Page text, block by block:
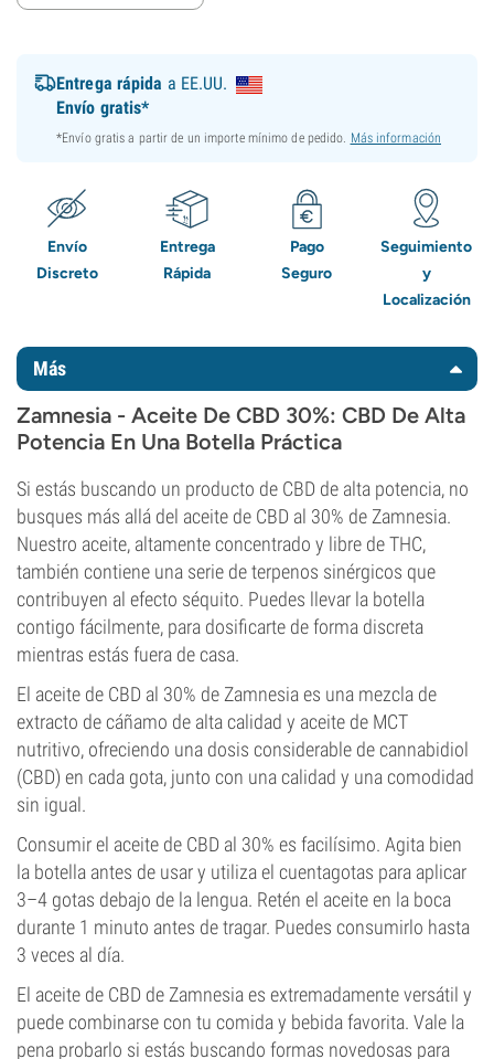
Entrega rápida a EE.UU.
Envío gratis*
*Envío gratis a partir de un importe mínimo de pedido. Más información
Envío
Discreto
Entrega
Rápida
Pago
Seguro
Seguimiento
y
Localización
Más
Zamnesia - Aceite De CBD 30%: CBD De Alta
Potencia En Una Botella Práctica
Si estás buscando un producto de CBD de alta potencia, no
busques más allá del aceite de CBD al 30% de Zamnesia.
Nuestro aceite, altamente concentrado y libre de THC,
también contiene una serie de terpenos sinérgicos que
contribuyen al efecto séquito. Puedes llevar la botella
contigo fácilmente, para dosificarte de forma discreta
mientras estás fuera de casa.
El aceite de CBD al 30% de Zamnesia es una mezcla de
extracto de cáñamo de alta calidad y aceite de MCT
nutritivo, ofreciendo una dosis considerable de cannabidiol
(CBD) en cada gota, junto con una calidad y una comodidad
sin igual.
Consumir el aceite de CBD al 30% es facilísimo. Agita bien
la botella antes de usar y utiliza el cuentagotas para aplicar
3–4 gotas debajo de la lengua. Retén el aceite en la boca
durante 1 minuto antes de tragar. Puedes consumirlo hasta
3 veces al día.
El aceite de CBD de Zamnesia es extremadamente versátil y
puede combinarse con tu comida y bebida favorita. Vale la
pena probarlo si estás buscando formas novedosas para